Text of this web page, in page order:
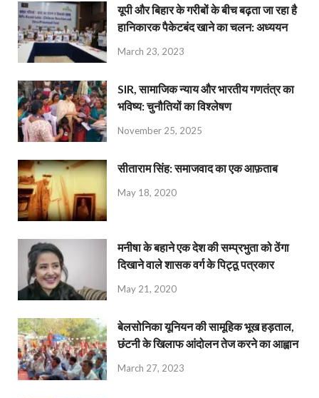
यूपी और बिहार के गरीबों के बीच बढ़ता जा रहा है
हानिकारक पैकेटबंद खाने का चलन: अध्ययन
March 23, 2023
SIR, सामाजिक न्याय और भारतीय गणतंत्र का
भविष्य: चुनौतियों का विश्लेषण
November 25, 2025
सीताराम सिंह: समाजवाद का एक आफ़ताब
May 18, 2020
मनीषा के बहाने एक देश की सम्प्रभुता को ठेंगा
दिखाने वाले शासक वर्ग के पिट्ठू पत्रकार
May 21, 2020
बेलसोनिका यूनियन की सामूहिक भूख हड़ताल,
छंटनी के खिलाफ आंदोलन तेज करने का आह्वान
March 27, 2023